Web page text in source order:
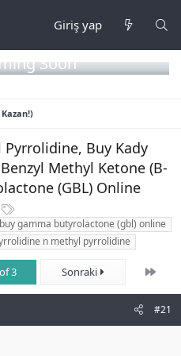
Giriş yap
Soon
Buy Kady
Methyl Ketone (B-
(GBL) Online
E
t
i
k
e
t
l
r
buy gamma butyrolactone (gbl) online
n methyl pyrrolidine
3 Sonraki Son
#21